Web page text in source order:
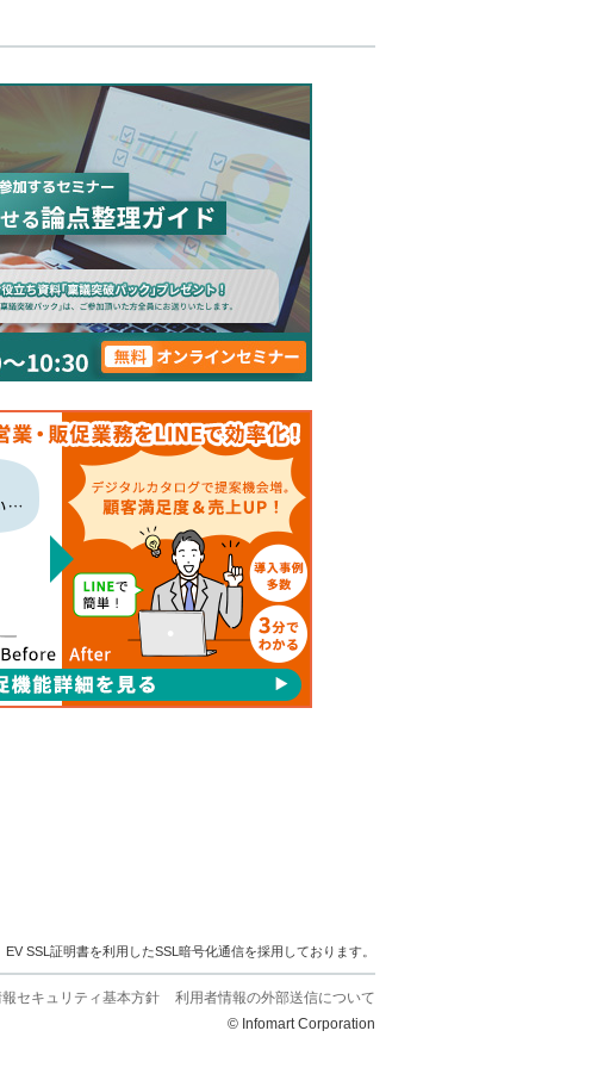
SSL証明書を利用したSSL暗号化通信を採用しております。
セキュリティ基本方針
利用者情報の外部送信について
© Infomart Corporation